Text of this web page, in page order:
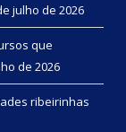
julho de 2026
que
de 2026
ribeirinhas